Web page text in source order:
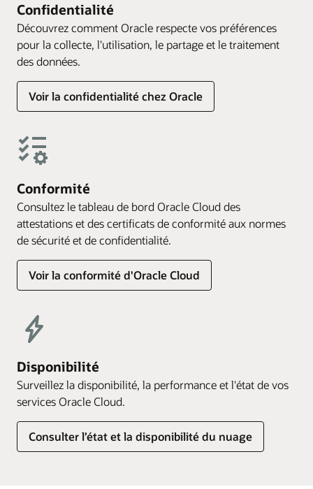
Confidentialité
Découvrez comment Oracle respecte vos préférences
pour la collecte, l'utilisation, le partage et le traitement
des données.
Voir la confidentialité chez Oracle
Conformité
Consultez le tableau de bord Oracle Cloud des
attestations et des certificats de conformité aux normes
de sécurité et de confidentialité.
Voir la conformité d'Oracle Cloud
Disponibilité
Surveillez la disponibilité, la performance et l'état de vos
services Oracle Cloud.
Consulter l’état et la disponibilité du nuage